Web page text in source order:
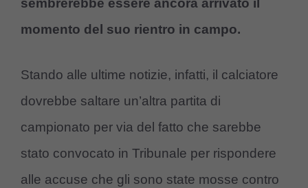
sembrerebbe essere ancora arrivato il
momento del suo rientro in campo.
Stando alle ultime notizie, infatti, il calciatore
dovrebbe saltare un’altra partita di
campionato per via del fatto che sarebbe
stato convocato in Tribunale per rispondere
alle accuse che gli sono state mosse contro